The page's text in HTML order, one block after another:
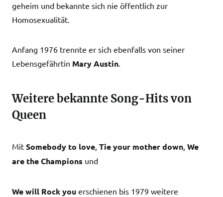
geheim und bekannte sich nie öffentlich zur
Homosexualität.
Anfang 1976 trennte er sich ebenfalls von seiner
Lebensgefährtin Mary Austin.
Weitere bekannte Song-Hits von
Queen
Mit Somebody to love, Tie your mother down, We
are the Champions und
We will Rock you erschienen bis 1979 weitere